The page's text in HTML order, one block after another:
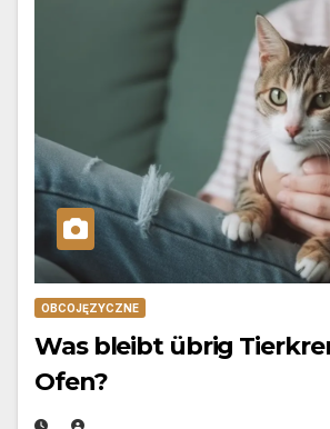
OBCOJĘZYCZNE
Was bleibt übrig
Ofen?